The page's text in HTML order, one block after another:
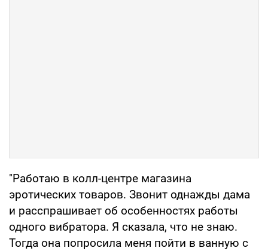
"Работаю в колл-центре магазина
эротических товаров. Звонит однажды дама
и расспрашивает об особенностях работы
одного вибратора. Я сказала, что не знаю.
Тогда она попросила меня пойти в ванную с